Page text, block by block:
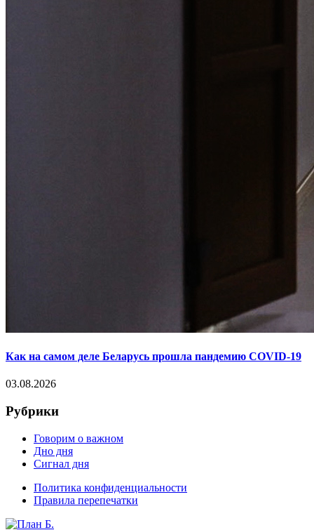
Как на самом деле Беларусь прошла пандемию COVID-19
03.08.2026
Рубрики
Говорим о важном
Дно дня
Сигнал дня
Политика конфиденциальности
Правила перепечатки